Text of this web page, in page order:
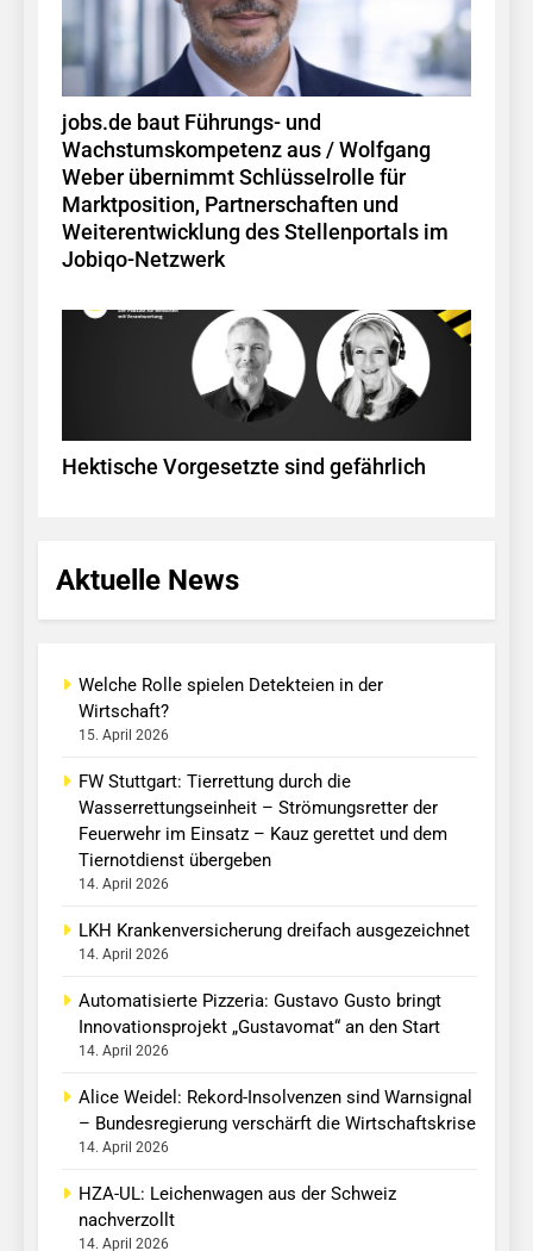
jobs.de baut Führungs- und
Wachstumskompetenz aus / Wolfgang
Weber übernimmt Schlüsselrolle für
Marktposition, Partnerschaften und
Weiterentwicklung des Stellenportals im
Jobiqo-Netzwerk
Hektische Vorgesetzte sind gefährlich
Aktuelle News
Welche Rolle spielen Detekteien in der
Wirtschaft?
15. April 2026
FW Stuttgart: Tierrettung durch die
Wasserrettungseinheit – Strömungsretter der
Feuerwehr im Einsatz – Kauz gerettet und dem
Tiernotdienst übergeben
14. April 2026
LKH Krankenversicherung dreifach ausgezeichnet
14. April 2026
Automatisierte Pizzeria: Gustavo Gusto bringt
Innovationsprojekt „Gustavomat“ an den Start
14. April 2026
Alice Weidel: Rekord-Insolvenzen sind Warnsignal
– Bundesregierung verschärft die Wirtschaftskrise
14. April 2026
HZA-UL: Leichenwagen aus der Schweiz
nachverzollt
14. April 2026